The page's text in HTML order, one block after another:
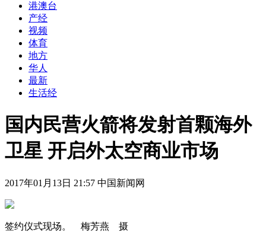
港澳台
产经
视频
体育
地方
华人
最新
生活经
国内民营火箭将发射首颗海外
卫星 开启外太空商业市场
2017年01月13日 21:57 中国新闻网
签约仪式现场。 梅芳燕 摄